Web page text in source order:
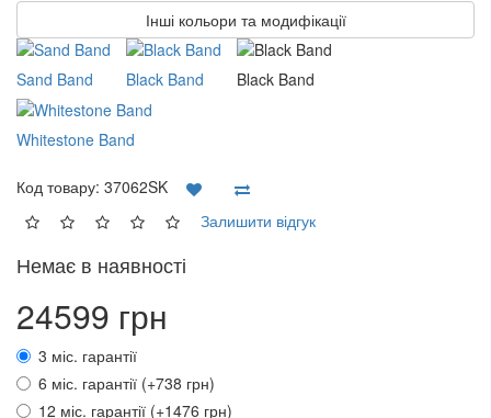
Інші кольори та модифікації
Sand Band Black Band Black Band
Whitestone Band
Код товару: 37062SK
Залишити відгук
Немає в наявності
24599 грн
3 міс. гарантії
6 міс. гарантії (+738 грн)
12 міс. гарантії (+1476 грн)